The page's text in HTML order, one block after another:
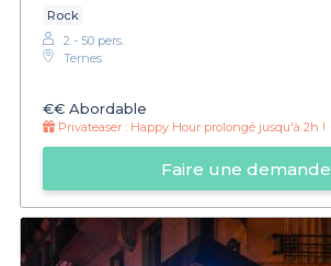
Rock
2 - 50 pers.
Ternes
€€ Abordable
Privateaser : Happy Hour prolongé jusqu'à 2h !
Faire une demande